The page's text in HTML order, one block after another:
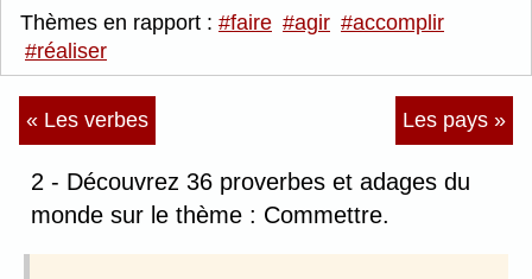
Thèmes en rapport : #faire #agir #accomplir
#réaliser
« Les verbes Les pays »
2 - Découvrez 36 proverbes et adages du
monde sur le thème : Commettre.